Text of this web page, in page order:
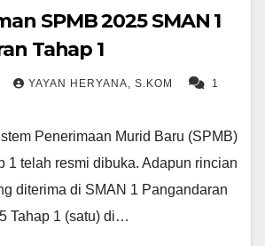
SPMB 2025 SMAN 1
Tahap 1
YAYAN HERYANA, S.KOM 1
Penerimaan Murid Baru (SPMB)
1 telah resmi dibuka. Adapun rincian
diterima di SMAN 1 Pangandaran
Tahap 1 (satu) di…